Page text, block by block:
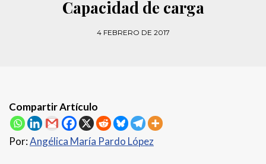
Capacidad de carga
4 FEBRERO DE 2017
Compartir Artículo
Por:Angélica María Pardo López